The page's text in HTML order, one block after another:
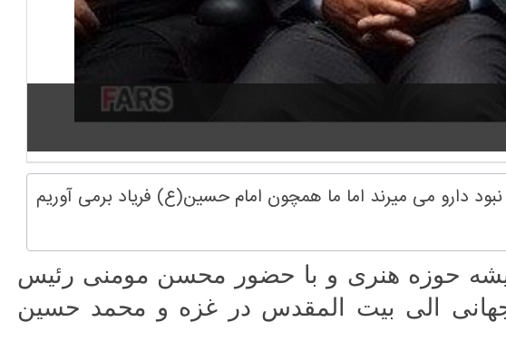
دارو می میرند اما ما همچون امام حسین(ع) فریاد برمی آوریم
حوزه هنری و با حضور محسن مومنی رئیس
الی بیت المقدس در غزه و محمد حسین